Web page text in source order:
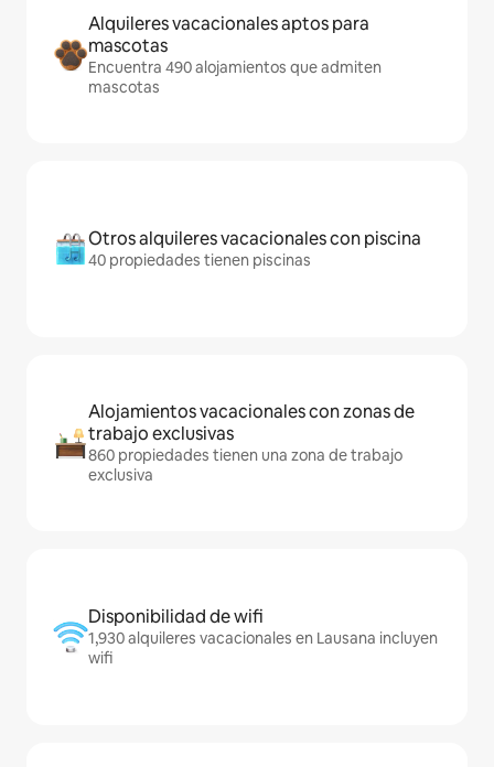
Alquileres vacacionales aptos para
mascotas
Encuentra 490 alojamientos que admiten
mascotas
Otros alquileres vacacionales con piscina
40 propiedades tienen piscinas
Alojamientos vacacionales con zonas de
trabajo exclusivas
860 propiedades tienen una zona de trabajo
exclusiva
Disponibilidad de wifi
1,930 alquileres vacacionales en Lausana incluyen
wifi